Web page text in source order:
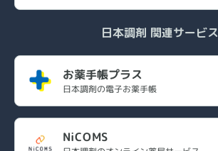
日本調剤 関連サービス
お薬手帳プラス
日本調剤の電子お薬手帳
NiCOMS